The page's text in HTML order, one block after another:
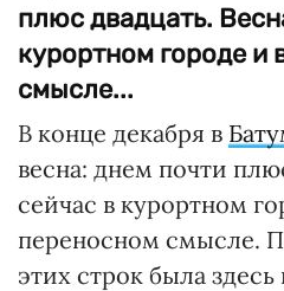
плюс двадцать.
курортном городе и
смысле...
В конце декабря в
весна: днем почти
сейчас в курортном
переносном смысле.
этих строк была здесь